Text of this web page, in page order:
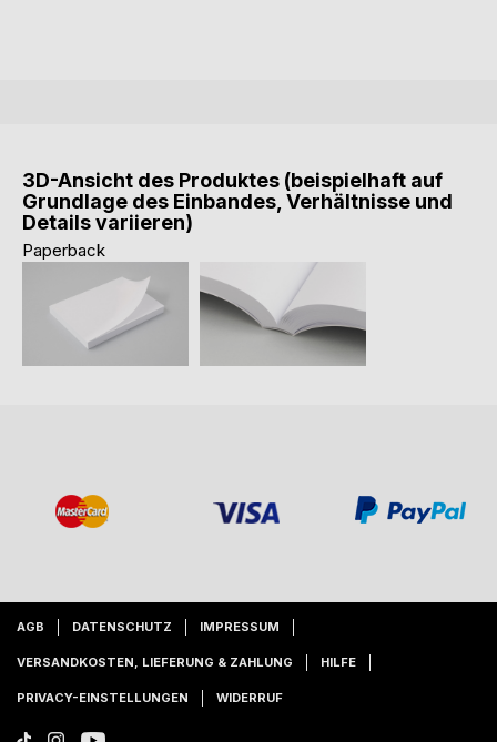
3D-Ansicht des Produktes (beispielhaft auf
Grundlage des Einbandes, Verhältnisse und
Details variieren)
Paperback
AGB DATENSCHUTZ IMPRESSUM
VERSANDKOSTEN, LIEFERUNG & ZAHLUNG HILFE
PRIVACY-EINSTELLUNGEN WIDERRUF